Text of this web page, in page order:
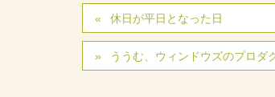
休日が平日となった日
ううむ、ウィンドウズのプロダ